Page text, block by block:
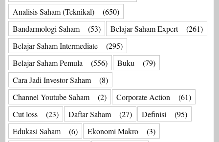
Analisis Saham (Teknikal)
(650)
Bandarmologi Saham
(53) Belajar Saham Expert
(261)
Belajar Saham Intermediate
(295)
Belajar Saham Pemula
(556) Buku
(79)
Cara Jadi Investor Saham
(8)
Channel Youtube Saham
(2) Corporate Action
(61)
Cut loss
(23) Daftar Saham (27) Definisi
(95)
Edukasi Saham
(6) Ekonomi Makro
(3)